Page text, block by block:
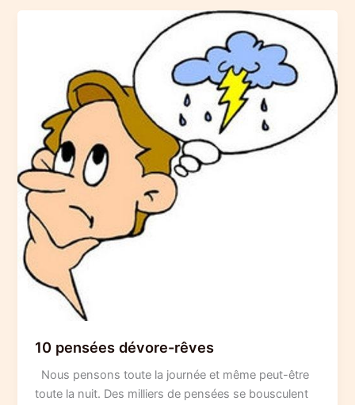
10 pensées dévore-rêves
Nous pensons toute la journée et même peut-être
toute la nuit. Des milliers de pensées se bousculent